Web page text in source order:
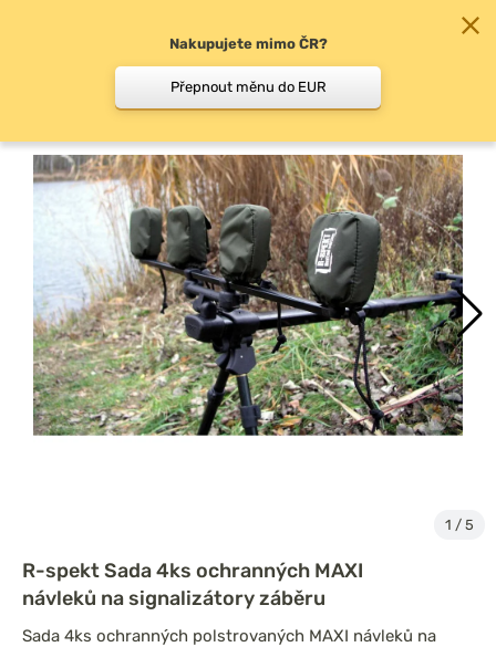
Doplňky k signalizátorům
1 / 5
R-spekt Sada 4ks ochranných MAXI
návleků na signalizátory záběru
Sada 4ks ochranných polstrovaných MAXI návleků na
Nakupujete mimo ČR?
Přepnout měnu do EUR